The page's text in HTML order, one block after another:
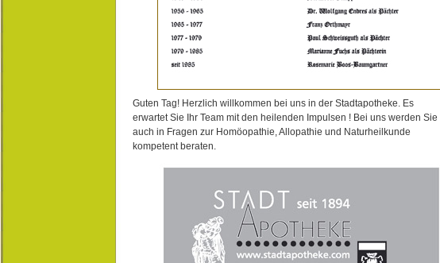
Guten Tag! Herzlich willkommen bei uns in der Stadtapotheke. Es
erwartet Sie Ihr Team mit den heilenden Impulsen ! Bei uns werden Sie
auch in Fragen zur Homöopathie, Allopathie und Naturheilkunde
kompetent beraten.